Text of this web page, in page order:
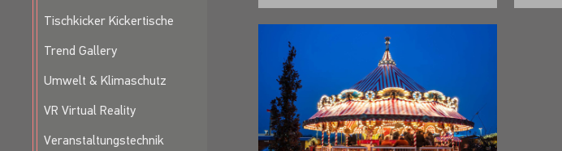
Tischkicker Kickertische
Trend Gallery
Umwelt & Klimaschutz
VR Virtual Reality
Veranstaltungstechnik